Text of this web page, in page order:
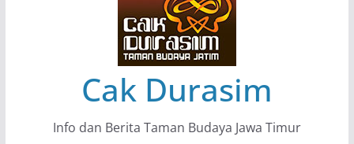
Pameran Tunggal 35 Karya Agus Koecink
“Tumbang Tambang”, Ungkapan Kritis Tentang
Derita Pekerja Pertambangan
Cak Durasim
Info dan Berita Taman Budaya Jawa Timur